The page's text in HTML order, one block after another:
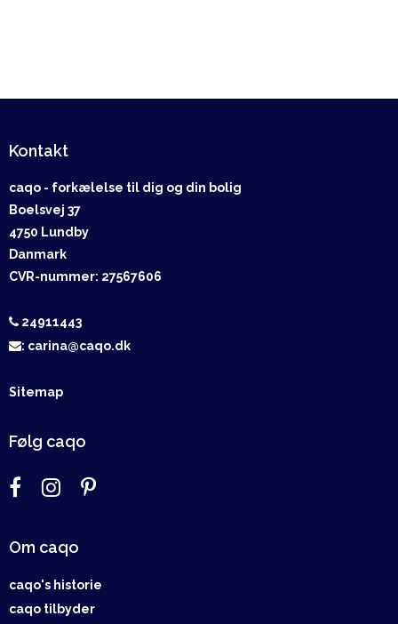
Kontakt
caqo - forkælelse til dig og din bolig
Boelsvej 37
4750 Lundby
Danmark
CVR-nummer: 27567606
24911443
: carina@caqo.dk
Sitemap
Følg caqo
Om caqo
caqo's historie
caqo tilbyder